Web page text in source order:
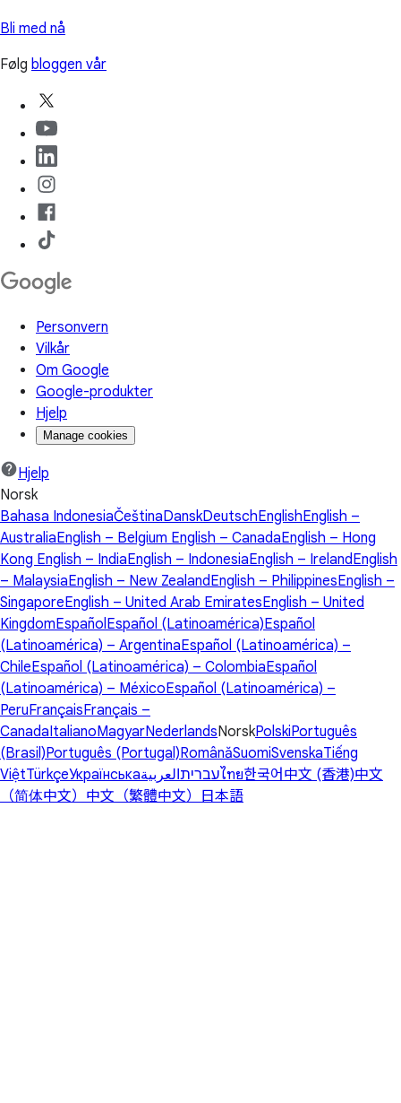
Bli med nå
Følg bloggen vår
Personvern
Vilkår
Om Google
Google-produkter
Hjelp
Manage cookies
Hjelp
Norsk
Bahasa IndonesiaČeštinaDanskDeutschEnglishEnglish –
AustraliaEnglish – Belgium English – CanadaEnglish – Hong
Kong English – IndiaEnglish – IndonesiaEnglish – IrelandEnglish
– MalaysiaEnglish – New ZealandEnglish – PhilippinesEnglish –
SingaporeEnglish – United Arab EmiratesEnglish – United
KingdomEspañolEspañol (Latinoamérica)Español
(Latinoamérica) – ArgentinaEspañol (Latinoamérica) –
ChileEspañol (Latinoamérica) – ColombiaEspañol
(Latinoamérica) – MéxicoEspañol (Latinoamérica) –
PeruFrançaisFrançais –
CanadaItalianoMagyarNederlandsNorskPolskiPortuguês
(Brasil)Português (Portugal)RomânăSuomiSvenskaTiếng
ViệtTürkçeУкраїнська עבריתالعربية ไทย한국어 中文 (香港)中文
（简体中文） 中文（繁體中文） 日本語